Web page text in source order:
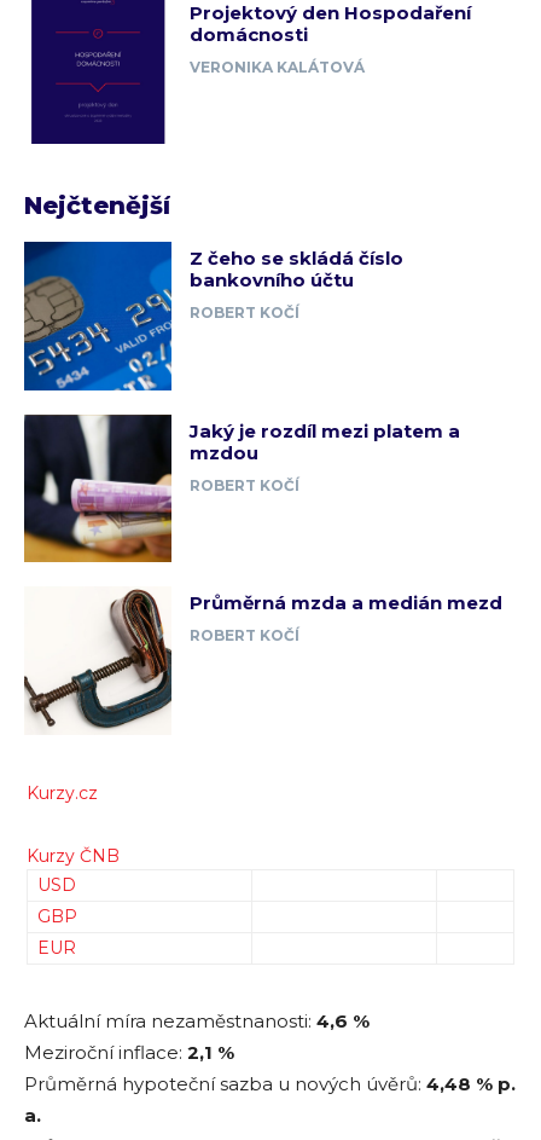
Projektový den Hospodaření
domácnosti
VERONIKA KALÁTOVÁ
Nejčtenější
Z čeho se skládá číslo
bankovního účtu
ROBERT KOČÍ
Jaký je rozdíl mezi platem a
mzdou
ROBERT KOČÍ
Průměrná mzda a medián mezd
ROBERT KOČÍ
Kurzy.cz
Kurzy ČNB
USD
GBP
EUR
Aktuální míra nezaměstnanosti: 4,6 %
Meziroční inflace: 2,1 %
Průměrná hypoteční sazba u nových úvěrů: 4,48 % p.
a.